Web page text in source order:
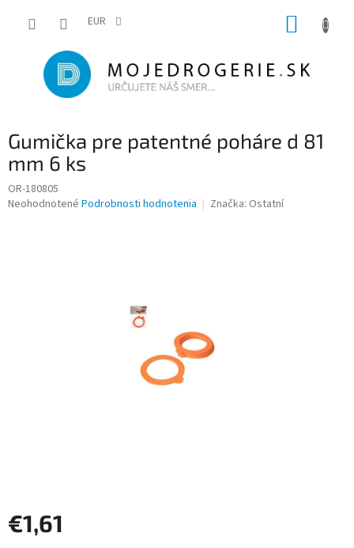
EUR
Gumička pre patentné poháre d 81
mm 6 ks
OR-180805
Priemerné
Neohodnotené Podrobnosti hodnotenia Značka: Ostatní
€1,61